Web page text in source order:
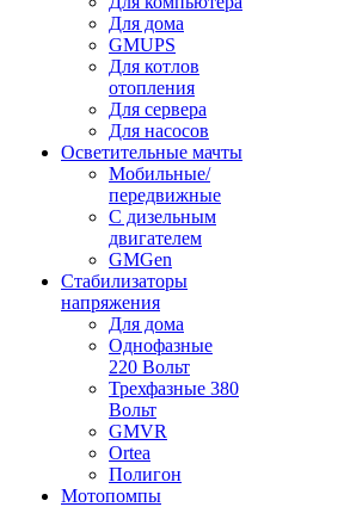
Для дома
GMUPS
Для котлов
отопления
Для сервера
Для насосов
Осветительные мачты
Мобильные/
передвижные
С дизельным
двигателем
GMGen
Стабилизаторы
напряжения
Для дома
Однофазные
220 Вольт
Трехфазные 380
Вольт
GMVR
Ortea
Полигон
Мотопомпы